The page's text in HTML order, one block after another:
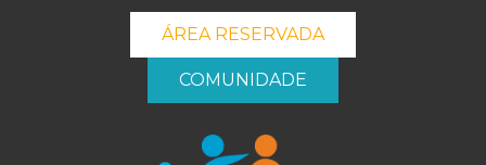
ÁREA RESERVADA
COMUNIDADE